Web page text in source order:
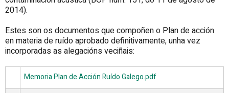
2014).
Estes son os documentos que compoñen o Plan de acción
en materia de ruído aprobado definitivamente, unha vez
incorporadas as alegacións veciñais:
Memoria Plan de Acción Ruído Galego.pdf